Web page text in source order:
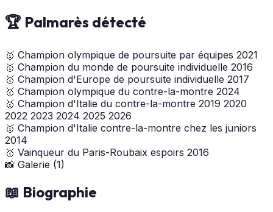
🏆 Palmarès détecté
🥇 Champion olympique de poursuite par équipes 2021
🥇 Champion du monde de poursuite individuelle 2016
🥇 Champion d'Europe de poursuite individuelle 2017
🥇 Champion olympique du contre-la-montre 2024
🥇 Champion d'Italie du contre-la-montre 2019 2020
2022 2023 2024 2025 2026
🥇 Champion d'Italie contre-la-montre chez les juniors
2014
🥇 Vainqueur du Paris-Roubaix espoirs 2016
📸 Galerie (1)
📖 Biographie